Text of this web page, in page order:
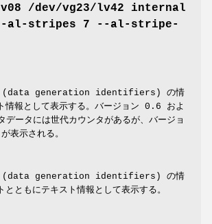
v08 /dev/vg23/lv42 internal
--al-stripes 7 --al-stripe-
子 (data generation identifiers) の情
情報として表示する。バージョン 0.6 およ
ータには世代カウンタがあるが、バージョ
示される。
子 (data generation identifiers) の情
とともにテキスト情報として表示する。